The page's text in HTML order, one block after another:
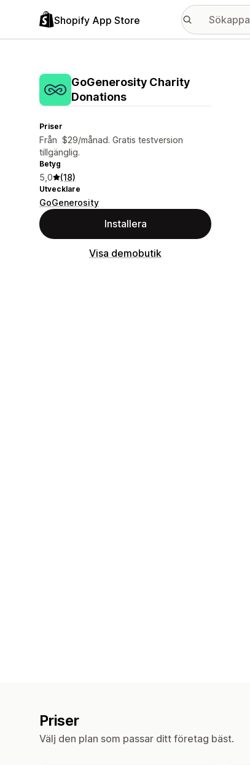
Shopify App Store
GoGenerosity Charity
Donations
Priser
Från $29/månad. Gratis testversion
tillgänglig.
Betyg
5,0 (18)
Utvecklare
GoGenerosity
Installera
Visa demobutik
Priser
Välj den plan som passar ditt företag bäst.